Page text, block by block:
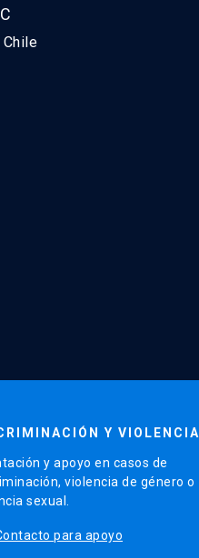
Chile
Y VIOLENCIA
y apoyo en casos de
violencia de género o
sexual.
para apoyo